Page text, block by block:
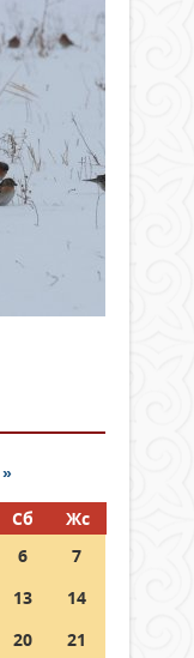
»
Сб
Жс
6
7
13
14
20 21